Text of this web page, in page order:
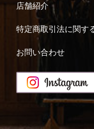
店舗紹介
特定商取引法に関す
お問い合わせ